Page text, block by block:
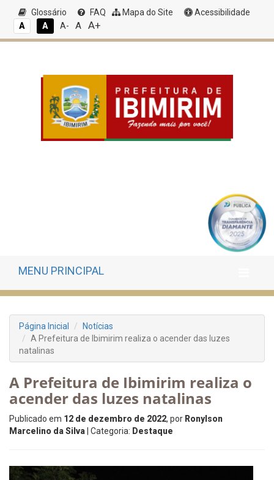
Glossário FAQ Mapa do Site
Acessibilidade
A
A A- A A+
MENU PRINCIPAL
Página Inicial
Notícias
A Prefeitura de Ibimirim realiza o acender das luzes
natalinas
A Prefeitura de Ibimirim realiza o
acender das luzes natalinas
Publicado em 12 de dezembro de 2022, por Ronylson
Marcelino da Silva | Categoria: Destaque